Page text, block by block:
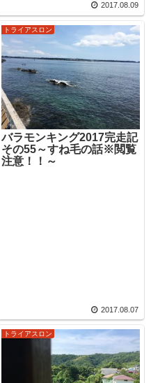
2017.08.09
トライアスロン
バラモンキング2017完走記
その55～すね毛の話※閲覧
注意！！～
2017.08.07
トライアスロン